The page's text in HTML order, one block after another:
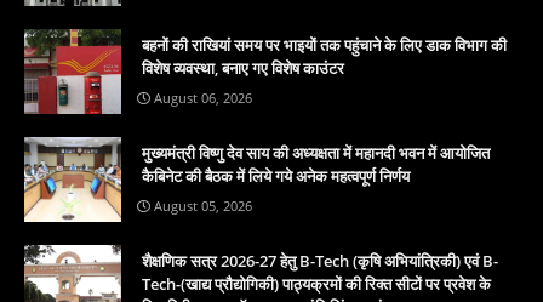
बहनों की राखियां समय पर भाइयों तक पहुंचाने के लिए डाक विभाग की
विशेष व्यवस्था, बनाए गए विशेष काउंटर
August 06, 2026
मुख्यमंत्री विष्णु देव साय की अध्यक्षता में महानदी भवन में आयोजित
कैबिनेट की बैठक में लिये गये अनेक महत्वपूर्ण निर्णय
August 05, 2026
शैक्षणिक सत्र 2026-27 हेतु B-Tech (कृषि अभियांत्रिकी) एवं B-
Tech-(खाद्य प्रौद्योगिकी) पाठ्यक्रमों की रिक्त सीटों पर प्रवेश के